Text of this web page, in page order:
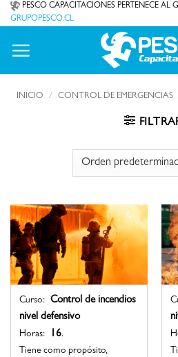
Saltar
al
contenido
PESCO CAPACITACIONES PERTENECE AL
GRUPOPESCO.CL
INICIO / CONTROL DE EMERGENCIAS
Curso:
Control de incendios
nivel defensivo
Horas: 16.
Tiene como propósito,